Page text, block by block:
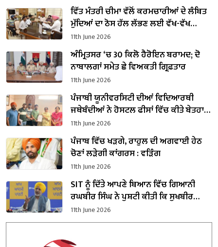
ਵਿੱਤ ਮੰਤਰੀ ਚੀਮਾ ਵੱਲੋਂ ਕਰਮਚਾਰੀਆਂ ਦੇ ਲੰਬਿਤ
ਮੁੱਦਿਆਂ ਦਾ ਠੋਸ ਹੱਲ ਲੱਭਣ ਲਈ ਵੱਖ-ਵੱਖ
ਵਿਭਾਗਾਂ ਦੀਆਂ ਕਰਮਚਾਰੀ ਯੂਨੀਅਨਾਂ ਨਾਲ
ਮੀਟਿੰਗਾਂ
11th June 2026
ਅੰਮ੍ਰਿਤਸਰ ‘ਚ 30 ਕਿਲੋ ਹੈਰੋਇਨ ਬਰਾਮਦ; ਦੋ
ਨਾਬਾਲਗਾਂ ਸਮੇਤ ਛੇ ਵਿਅਕਤੀ ਗ੍ਰਿਫ਼ਤਾਰ
11th June 2026
ਪੰਜਾਬੀ ਯੂਨੀਵਰਸਿਟੀ ਦੀਆਂ ਵਿਦਿਆਰਥੀ
ਜਥੇਬੰਦੀਆਂ ਨੇ ਹੋਸਟਲ ਫੀਸਾਂ ਵਿੱਚ ਕੀਤੇ ਬੇਤਹਾਸ਼ਾ
ਵਾਧੇ ਖਿਲਾਫ ਡੀਨ ਨੂੰ ਦਿੱਤਾ ਮੰਗ ਪੱਤਰ
11th June 2026
ਪੰਜਾਬ ਵਿੱਚ ਖੜਗੇ, ਰਾਹੁਲ ਦੀ ਅਗਵਾਈ ਹੇਠ
ਚੋਣਾਂ ਲੜੇਗੀ ਕਾਂਗਰਸ : ਵੜਿੰਗ
11th June 2026
SIT ਨੂੰ ਦਿੱਤੇ ਆਪਣੇ ਬਿਆਨ ਵਿੱਚ ਗਿਆਨੀ
ਰਘਬੀਰ ਸਿੰਘ ਨੇ ਪੁਸ਼ਟੀ ਕੀਤੀ ਕਿ ਸੁਖਬੀਰ
ਬਾਦਲ ਨੇ ਬਹਿਬਲ ਕਲਾਂ ਗੋਲੀਕਾਂਡ ਦੀ
ਜ਼ਿੰਮੇਵਾਰੀ ਕਬੂਲੀ ਸੀ: ਬਲਤੇਜ ਪੰਨੂ
11th June 2026